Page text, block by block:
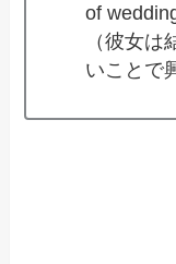
of
（彼女
いことで